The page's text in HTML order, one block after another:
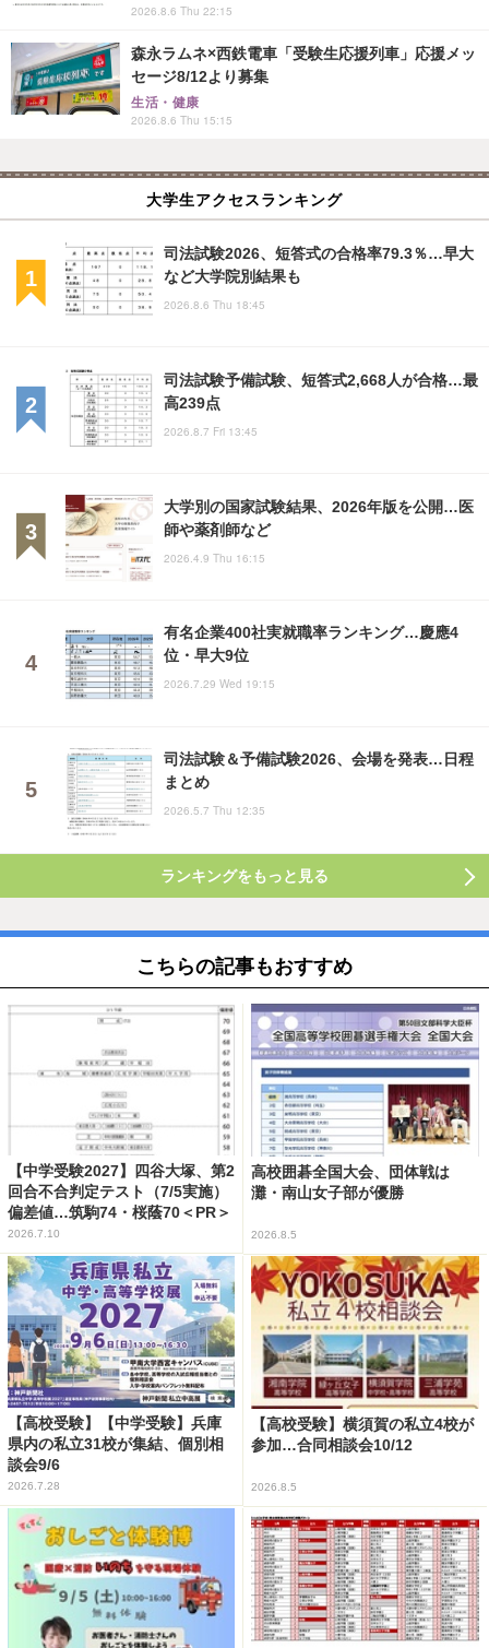
2026.8.6 Thu 22:15
森永ラムネ×西鉄電車「受験生応援列車」応援メッ
セージ8/12より募集
生活・健康
2026.8.6 Thu 15:15
大学生アクセスランキング
司法試験2026、短答式の合格率79.3％…早大
など大学院別結果も
2026.8.6 Thu 18:45
司法試験予備試験、短答式2,668人が合格…最
高239点
2026.8.7 Fri 13:45
大学別の国家試験結果、2026年版を公開…医
師や薬剤師など
2026.4.9 Thu 16:15
有名企業400社実就職率ランキング…慶應4
位・早大9位
2026.7.29 Wed 19:15
司法試験＆予備試験2026、会場を発表…日程
まとめ
2026.5.7 Thu 12:35
ランキングをもっと見る
こちらの記事もおすすめ
【中学受験2027】四谷大塚、第2
回合不合判定テスト（7/5実施）
偏差値…筑駒74・桜蔭70＜PR＞
2026.7.10
高校囲碁全国大会、団体戦は
灘・南山女子部が優勝
2026.8.5
【高校受験】【中学受験】兵庫
県内の私立31校が集結、個別相
談会9/6
2026.7.28
【高校受験】横須賀の私立4校が
参加…合同相談会10/12
2026.8.5